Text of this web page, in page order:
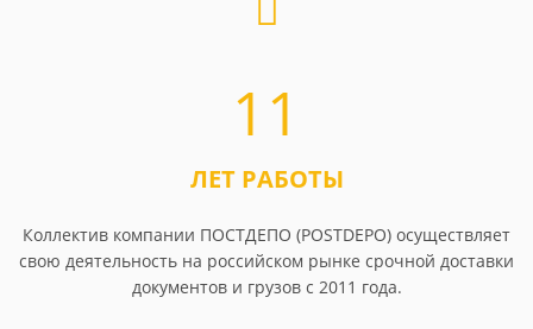
11
ЛЕТ РАБОТЫ
Коллектив компании ПОСТДЕПО (POSTDEPO) осуществляет
свою деятельность на российском рынке срочной доставки
документов и грузов с 2011 года.